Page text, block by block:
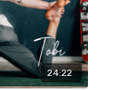
24:22